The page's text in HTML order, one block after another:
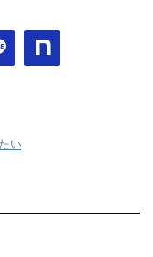
い